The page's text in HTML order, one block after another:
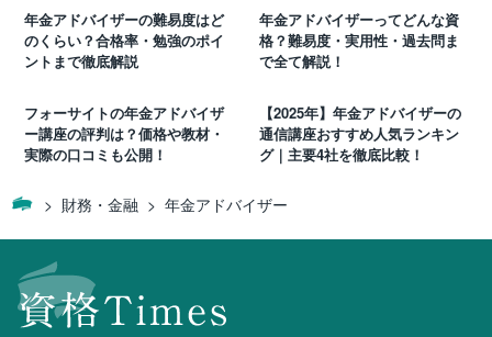
年金アドバイザーの難易度はど
のくらい？合格率・勉強のポイ
ントまで徹底解説
年金アドバイザーってどんな資
格？難易度・実用性・過去問ま
で全て解説！
フォーサイトの年金アドバイザ
ー講座の評判は？価格や教材・
実際の口コミも公開！
【2025年】年金アドバイザーの
通信講座おすすめ人気ランキン
グ｜主要4社を徹底比較！
財務・金融 年金アドバイザー